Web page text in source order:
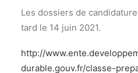
Les dossiers de
tard le 14 juin 2021.
http://
durable.gouv.fr/classe-